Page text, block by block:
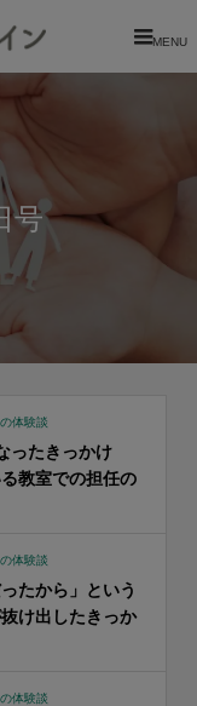
MENU
号
体験談
ったきっかけ
教室での担任の
体験談
たから」という
け出したきっか
体験談